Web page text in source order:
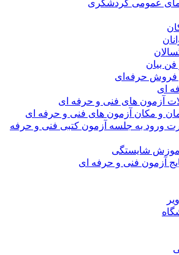
بیان
و فروش حرفه‌ای
ای
آزمون های فنی و حرفه ای
و مکان آزمون های فنی و حرفه ای
ورود به جلسه آزمون کتبی فنی و حرفه
آموزش شایستگی
آزمون فنی و حرفه ای